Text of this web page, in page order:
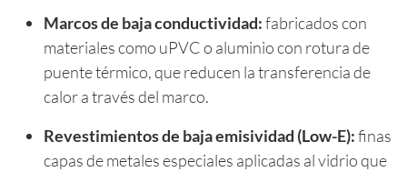
Marcos de baja conductividad:fabricados con
materiales como uPVC o aluminio con rotura de
puente térmico, que reducen la transferencia de
calor a través del marco.
Revestimientos de baja emisividad (Low-E):finas
capas de metales especiales aplicadas al vidrio que